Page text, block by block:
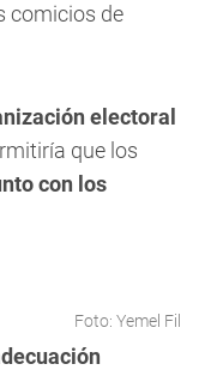
comicios de
electoral
que los
con los
Foto: Yemel Fil